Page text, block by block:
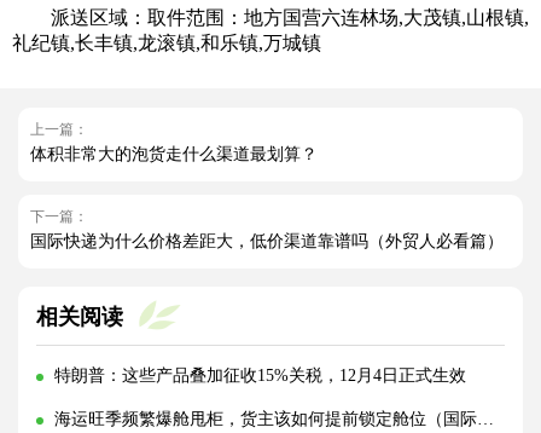
派送区域：取件范围：地方国营六连林场,大茂镇,山根镇,
礼纪镇,长丰镇,龙滚镇,和乐镇,万城镇
上一篇：
体积非常大的泡货走什么渠道最划算？
下一篇：
国际快递为什么价格差距大，低价渠道靠谱吗（外贸人必看篇）
相关阅读
特朗普：这些产品叠加征收15%关税，12月4日正式生效
海运旺季频繁爆舱甩柜，货主该如何提前锁定舱位（国际海运干货知识分享）